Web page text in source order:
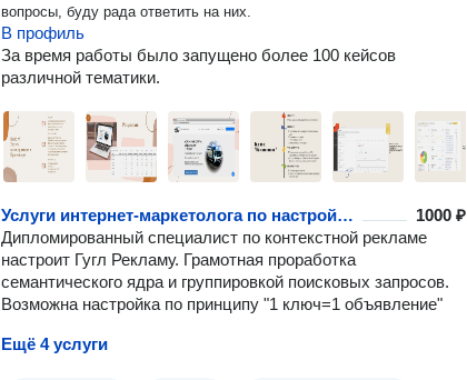
вопросы, буду рада ответить на них.
В профиль
За время работы было запущено более 100 кейсов
различной тематики.
Услуги интернет-маркетолога по настройке Google AdWords
1000 ₽
Дипломированный специалист по контекстной рекламе
настроит Гугл Рекламу. Грамотная проработка
семантического ядра и группировкой поисковых запросов.
Возможна настройка по принципу "1 ключ=1 объявление"
Ещё 4 услуги